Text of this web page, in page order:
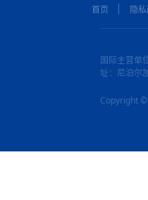
首页
隐
国际主营单
址：尼泊尔
Copyright